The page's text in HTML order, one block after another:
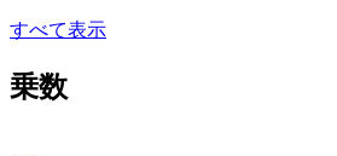
すべて表示
乗数